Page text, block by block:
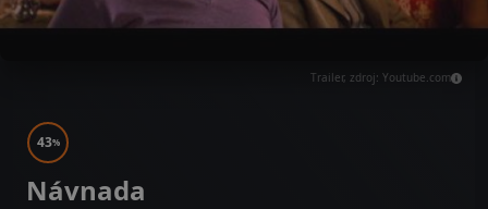
Trailer, zdroj: Youtube.com
43%
Návnada